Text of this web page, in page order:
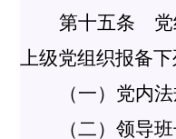
第十五条 党
上级党组织报备下
（一）党内
（二）领导